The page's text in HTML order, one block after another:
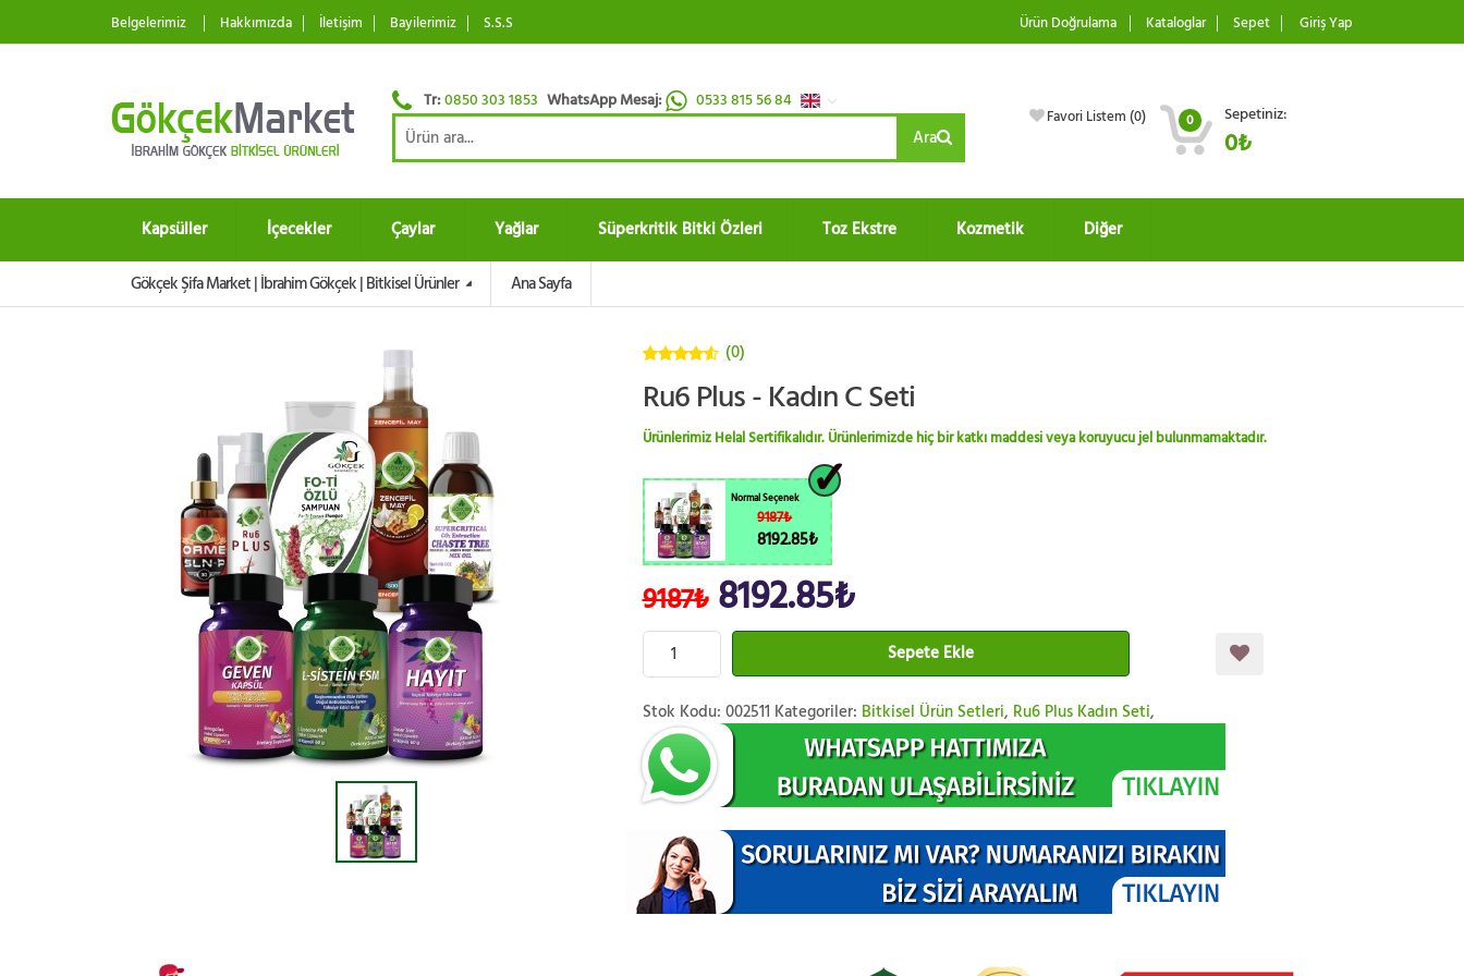
Belgelerimiz Hakkımızda İletişim Bayilerimiz S.S.S Ürün Doğrulama Kataloglar Sepet Giriş Yap
Tr:0850 303 1853 WhatsApp Mesaj: 0533 815 56 84
Ara
Favori Listem (0) 0 Sepetiniz:
0₺
Kapsüller İçecekler Çaylar Yağlar Süperkritik Bitki Özleri Toz Ekstre Kozmetik Diğer
Gökçek Şifa Market | İbrahim Gökçek | Bitkisel Ürünler Ana Sayfa
üzerinden
(0)
Ru6 Plus - Kadın C Seti
Ürünlerimiz Helal Sertifikalıdır. Ürünlerimizde hiç bir katkı maddesi veya koruyucu jel bulunmamaktadır.
Normal Seçenek
9187₺
8192.85₺
9187₺8192.85₺
Sepete Ekle
Stok Kodu: 002511 Kategoriler: Bitkisel Ürün Setleri, Ru6 Plus Kadın Seti,